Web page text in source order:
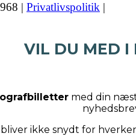
| Privatlivspolitik |
VIL DU MED I
med din
bliver ikke snydt for